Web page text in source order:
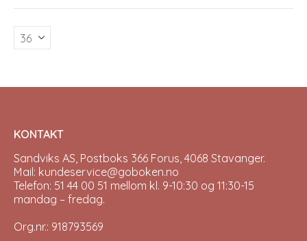
The
KONTAKT
Sandviks AS, Postboks 366 Forus, 4068 Stavanger.
Mail: kundeservice@goboken.no
Telefon: 51 44 00 51 mellom kl. 9-10:30 og 11:30-15
mandag – fredag.
Org.nr.: 918793569